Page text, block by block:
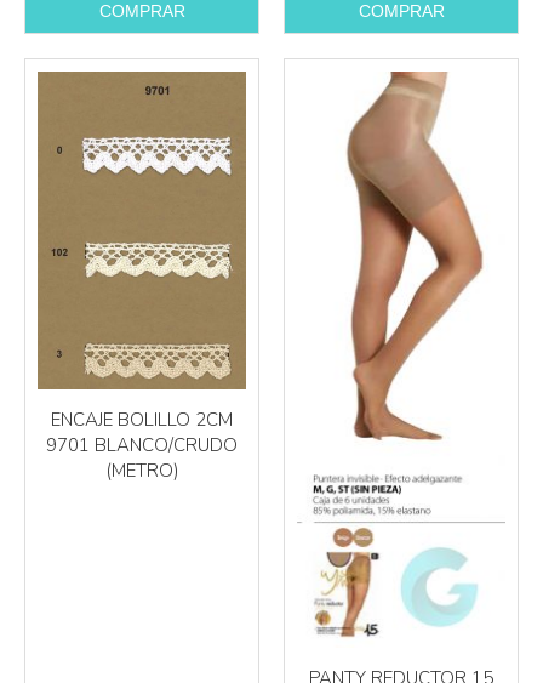
COMPRAR COMPRAR
ENCAJE BOLILLO 2CM
9701 BLANCO/CRUDO
(METRO)
PANTY REDUCTOR 15